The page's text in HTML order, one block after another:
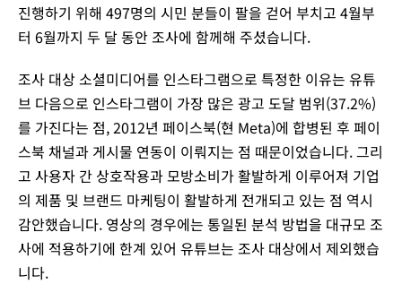
진행하기 위해 497명의 시민 분들이 팔을 걷어 부치고 4월부
터 6월까지 두 달 동안 조사에 함께해 주셨습니다.
조사 대상 소셜미디어를 인스타그램으로 특정한 이유는 유튜
브 다음으로 인스타그램이 가장 많은 광고 도달 범위(37.2%)
를 가진다는 점, 2012년 페이스북(현 Meta)에 합병된 후 페이
스북 채널과 게시물 연동이 이뤄지는 점 때문이었습니다. 그리
고 사용자 간 상호작용과 모방소비가 활발하게 이루어져 기업
의 제품 및 브랜드 마케팅이 활발하게 전개되고 있는 점 역시
감안했습니다. 영상의 경우에는 통일된 분석 방법을 대규모 조
사에 적용하기에 한계 있어 유튜브는 조사 대상에서 제외했습
니다.